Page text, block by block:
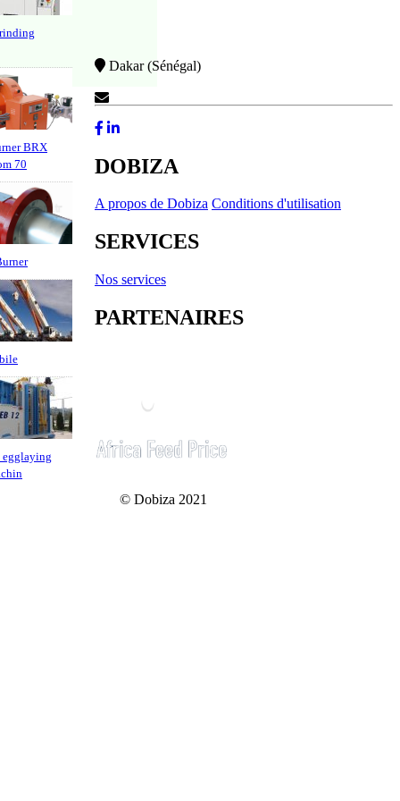
BRX
70
Dakar (Sénégal)
DOBIZA
A propos de Dobiza Conditions d'utilisation
SERVICES
Nos services
PARTENAIRES
© Dobiza 2021